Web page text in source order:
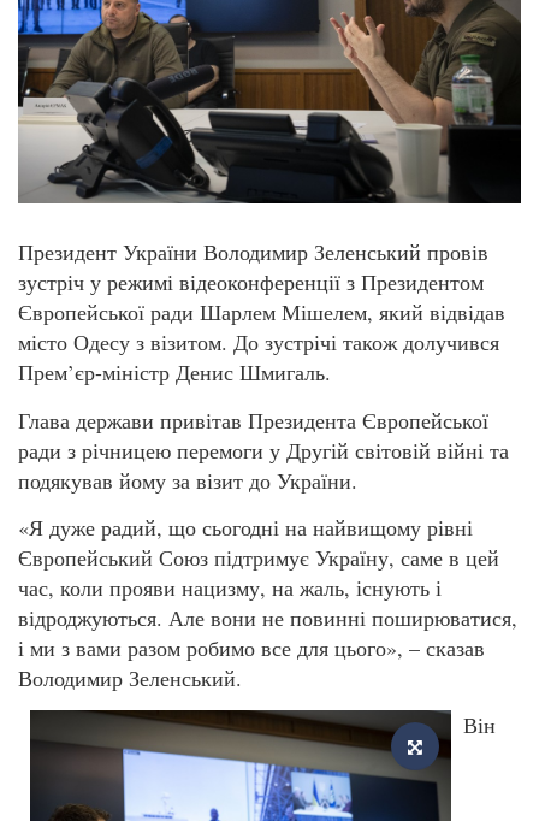
Президент України Володимир Зеленський провів
зустріч у режимі відеоконференції з Президентом
Європейської ради Шарлем Мішелем, який відвідав
місто Одесу з візитом. До зустрічі також долучився
Прем’єр-міністр Денис Шмигаль.
Глава держави привітав Президента Європейської
ради з річницею перемоги у Другій світовій війні та
подякував йому за візит до України.
«Я дуже радий, що сьогодні на найвищому рівні
Європейський Союз підтримує Україну, саме в цей
час, коли прояви нацизму, на жаль, існують і
відроджуються. Але вони не повинні поширюватися,
і ми з вами разом робимо все для цього», – сказав
Володимир Зеленський.
Він